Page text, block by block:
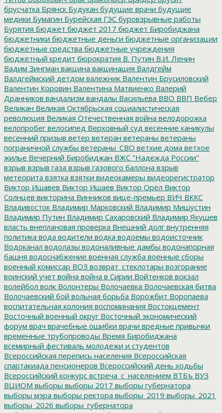
брусчатка Брянск Будукан будущие врачи будущие
медики Бумагин Бурейская ГЭС буровзрывные работы
Бурятия Бюджет бюджет 2017 бюджет Биробиджана
бюджетники бюджетные деньги бюджетные организации
бюджетные средства бюджетные учреждения
бюджетный кредит бюрократия В. Путин В.И. Ленин
Вадим Зингман вакцина вакцинация Валдгейм
Валдгеймский детдом валежник Валентин Брусиловский
Валентин Коровин Валентина Матвиенко Валерий
Дранников вандализм вандалы Васильева ВВО ВВП Вебер
Великан Великая Октябрьская социалистическая
революция Великая Отечественная война велодорожка
велопробег велосипед Верховный суд весенние каникулы
весенний призыв ветер ветеран ветераны ветераны
пограничной службы ветераны_СВО ветхие дома ветхое
жилье Вечерний Биробиджан ВЖС "Надежда России"
взрыв взрыв газа взрыв газового баллона взрыв
метеорита взятка взятки видеокамеры видеорегистратор
Виктор Ишавев Виктор Ишаев Виктор Орёл Виктор
Солнцев викторина Винников вице-премьер ВИЧ ВККС
Владивосток Владимир Марковский Владимир Мишустин
Владимир Путин Владимир Сахаровский Владимир Якушев
власть внеплановая проверка Внешний долг внутренняя
политика вода водители водка водоемы водоисточник
Водоканал водолазы водоналивные дамбы водонапорная
башня водоснабжение военная служба военные сборы
военный комиссар ВОЗ возврат_стеклотары возгорание
воинский учет война война в Сирии Войтенков вокзал
волейбол волк Волонтеры Волочаевка Волочаевская битва
Волочаевский бой вольная борьба Ворожбит Воропаева
воспитательная колония воспоминания Востокцемент
Восточный военный округ Восточный экономический
форум врач врачебные ошибки врачи вредные привычки
временные трубопроводы Время Биробиджана
всемирный фестиваль молодежи и студентов
Всероссийская перепись населения Всероссийская
спартакиада пенсионеров Всероссийский день ходьбы
Всероссийский конкурс встреча_с_населением ВТБъ ВУЗ
ВЦИОМ выборы выборы 2017 выборы губернатора
выборы мэра выборы ректора выборы_2019 выборы_2021
выборы_2026 выборы_губернатора